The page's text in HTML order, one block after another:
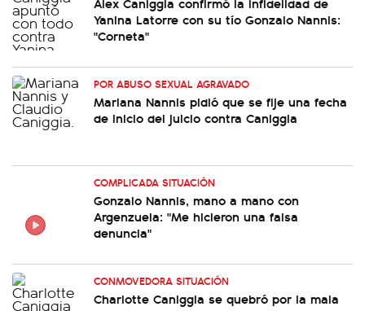
Yanina Latorre con su tío Gonzalo Nannis:
"Corneta"
POR ABUSO SEXUAL AGRAVADO
Mariana Nannis pidió que se fije una fecha
de inicio del juicio contra Caniggia
COMPLICADA SITUACIÓN
Gonzalo Nannis, mano a mano con
Argenzuela: "Me hicieron una falsa
denuncia"
CONMOVEDORA SITUACIÓN
Charlotte Caniggia se quebró por la mala